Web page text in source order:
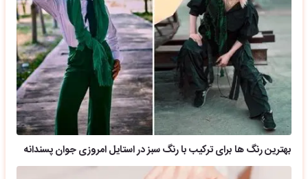
بهترین رنگ ها برای ترکیب با رنگ سبز در استایل امروزی جوان پسندانه